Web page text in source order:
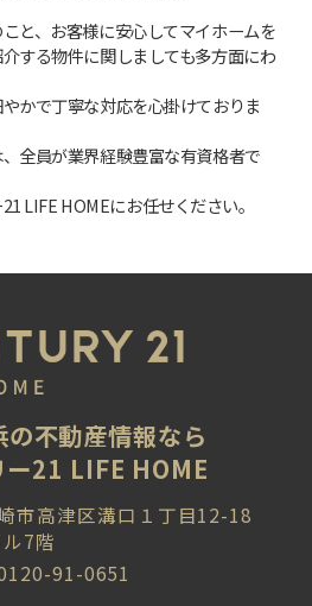
と、お客様に安心してマイホームを
する物件に関しましても多方面にわ
かで丁寧な対応を心掛けておりま
全員が業界経験豊富な有資格者で
LIFE HOMEにお任せください。
不動産情報なら
ー21 LIFE HOME
市高津区溝口１丁目12-18
7階
91-0651